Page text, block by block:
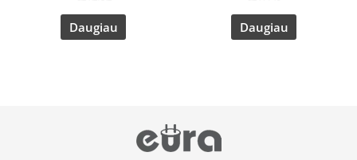
Daugiau Daugiau